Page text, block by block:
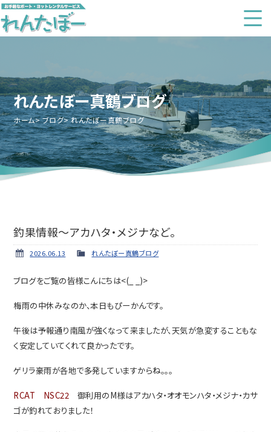
れんたぼー真鶴ブログ
ホーム ブログ れんたぼー真鶴ブログ
釣果情報～アカハタ・メジナなど。
2026.06.13 れんたぼー真鶴ブログ
ブログをご覧の皆様こんにちは<(_ _)>
梅雨の中休みなのか、本日もぴーかんです。
午後は予報通り南風が強くなって来ましたが、天気が急変することもな
く安定していてくれて良かったです。
ゲリラ豪雨が各地で多発していますからね。。。
RCAT NSC22 御利用のM様はアカハタ・オオモンハタ・メジナ・カサ
ゴが釣れておりました！